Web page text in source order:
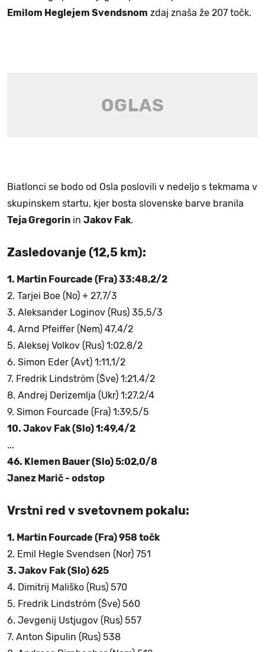
Emilom Heglejem Svendsnom zdaj znaša že 207 točk.
Biatlonci se bodo od Osla poslovili v nedeljo s tekmama v
skupinskem startu, kjer bosta slovenske barve branila
Teja Gregorin in Jakov Fak.
Zasledovanje (12,5 km):
1. Martin Fourcade (Fra) 33:48,2/2
2. Tarjei Boe (No) + 27,7/3
3. Aleksander Loginov (Rus) 35,5/3
4. Arnd Pfeiffer (Nem) 47,4/2
5. Aleksej Volkov (Rus) 1:02,8/2
6. Simon Eder (Avt) 1:11,1/2
7. Fredrik Lindström (Šve) 1:21,4/2
8. Andrej Derizemlja (Ukr) 1:27,2/4
9. Simon Fourcade (Fra) 1:39,5/5
10. Jakov Fak (Slo) 1:49,4/2
...
46. Klemen Bauer (Slo) 5:02,0/8
Janez Marič - odstop
Vrstni red v svetovnem pokalu:
1. Martin Fourcade (Fra) 958 točk
2. Emil Hegle Svendsen (Nor) 751
3. Jakov Fak (Slo) 625
4. Dimitrij Mališko (Rus) 570
5. Fredrik Lindström (Šve) 560
6. Jevgenij Ustjugov (Rus) 557
7. Anton Šipulin (Rus) 538